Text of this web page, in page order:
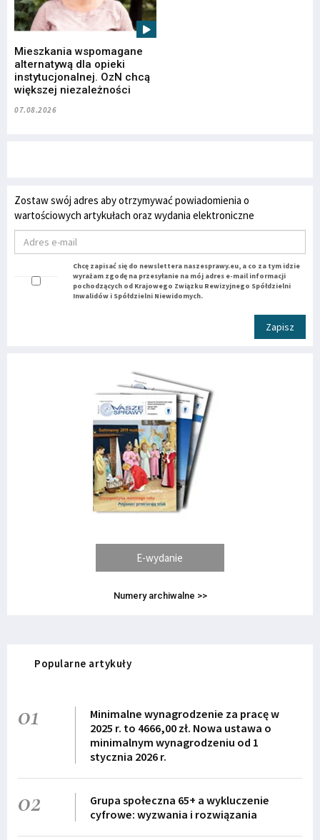
Mieszkania wspomagane
alternatywą dla opieki
instytucjonalnej. OzN chcą
większej niezależności
07.08.2026
Zostaw swój adres aby otrzymywać powiadomienia o
wartościowych artykułach oraz wydania elektroniczne
Chcę zapisać się do newslettera naszesprawy.eu, a co za tym idzie
wyrażam zgodę na przesyłanie na mój adres e-mail informacji
pochodzących od Krajowego Związku Rewizyjnego Spółdzielni
Inwalidów i Spółdzielni Niewidomych.
Zapisz
E-wydanie
Numery archiwalne >>
Popularne artykuły
01
Minimalne wynagrodzenie za pracę w
2025 r. to 4666,00 zł. Nowa ustawa o
minimalnym wynagrodzeniu od 1
stycznia 2026 r.
02
Grupa społeczna 65+ a wykluczenie
cyfrowe: wyzwania i rozwiązania